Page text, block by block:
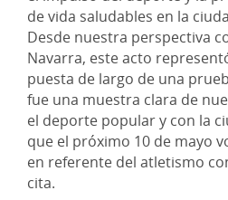
de vida saludables en la
Desde nuestra perspectiva
Navarra, este acto
puesta de largo de una
fue una muestra clara de
el deporte popular y con la
que el próximo 10 de mayo
en referente del atletismo
cita.